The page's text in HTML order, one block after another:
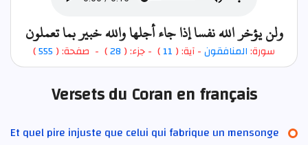
ولن يؤخر الله نفسا إذا جاء أجلها والله خبير بما تعملون
سورة:المنافقون- آية: ( 11
) - جزء: ( 28) - صفحة: ( 555
)
Versets du Coran en français
Et quel pire injuste que celui qui fabrique un mensonge